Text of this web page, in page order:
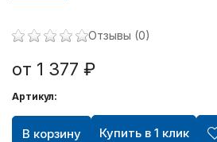
Отзывы (0)
от 1 377 ₽
Артикул:
В корзину Купить в 1 клик